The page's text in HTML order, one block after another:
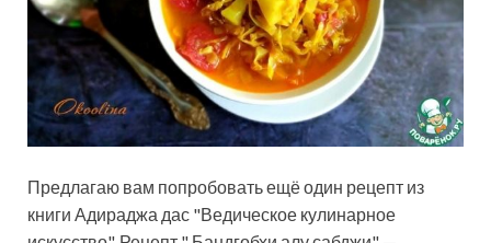
Предлагаю вам попробовать ещё один рецепт из
книги Адираджа дас "Ведическое кулинарное